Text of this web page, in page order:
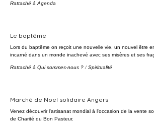
Rattaché à Agenda
Le baptême
Lors du baptême on reçoit une nouvelle vie, un nouvel être
incarné dans un monde inachevé avec ses misères et ses
Rattaché à Qui sommes-nous ? /Spiritualité
Marché de Noel solidaire Angers
Venez découvrir l'artisanat mondial à l'occasion de la vente
de Charité du Bon Pasteur.